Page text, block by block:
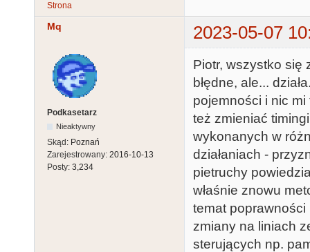
Strona
Mq 2023-05-07
Podkasetarz
Nieaktywny
Skąd: Poznań
Zarejestrowany: 2016-10-13
Posty: 3,234
Piotr, wszystko się
błędne, ale...
pojemności i nic mi
też zmieniać
wykonanych w
działaniach -
pietruchy
właśnie znowu
temat poprawności
zmiany na liniach
sterujących np.